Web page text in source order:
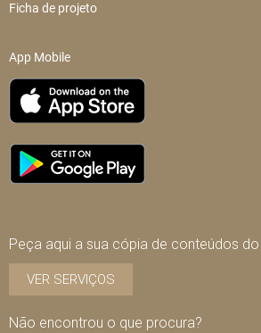
Ficha de projeto
App Mobile
Peça aqui a sua cópia de conteúdos do
VER SERVIÇOS
Não encontrou o que procura?